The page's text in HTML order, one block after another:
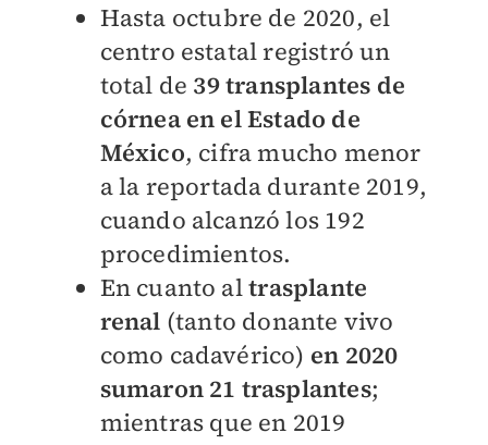
Hasta octubre de 2020, el
centro estatal registró un
total de 39 transplantes de
córnea en el Estado de
México, cifra mucho menor
a la reportada durante 2019,
cuando alcanzó los 192
procedimientos.
En cuanto altrasplante
renal (tanto donante vivo
como cadavérico) en 2020
sumaron 21 trasplantes;
mientras que en 2019